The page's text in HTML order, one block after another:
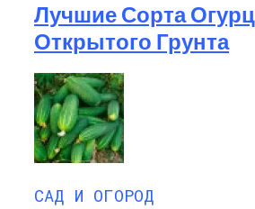
Лучшие Сорта
Открытого Грунта
САД И ОГОРОД